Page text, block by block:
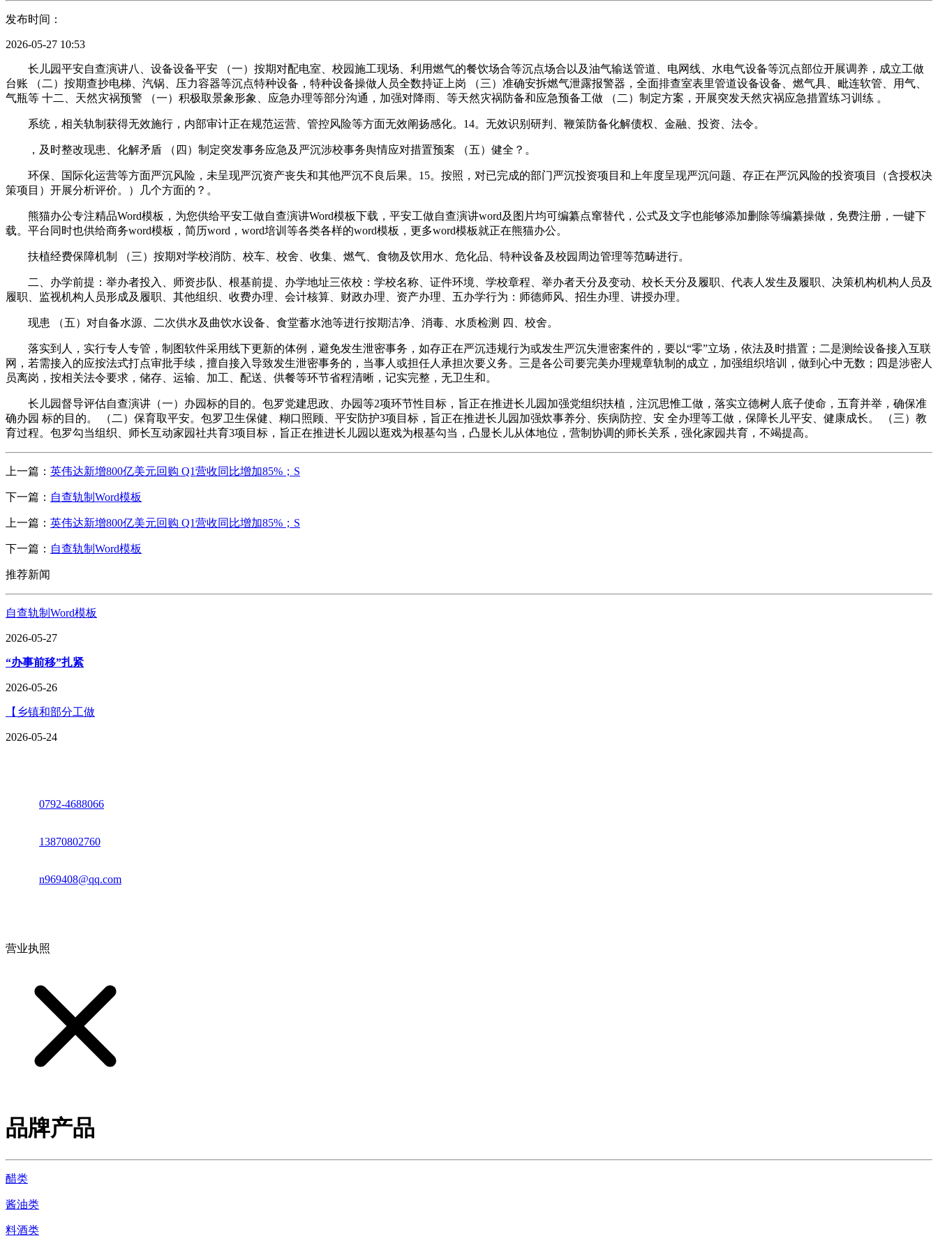
发布时间：
2026-05-27 10:53
长儿园平安自查演讲八、设备设备平安 （一）按期对配电室、校园施工现场、利用燃气的餐饮场合等沉点场合以及油气输送管道、电网线、水电气设备等沉点部位开展调养，成立工做
台账 （二）按期查抄电梯、汽锅、压力容器等沉点特种设备，特种设备操做人员全数持证上岗 （三）准确安拆燃气泄露报警器，全面排查室表里管道设备设备、燃气具、毗连软管、用气、
气瓶等 十二、天然灾祸预警 （一）积极取景象形象、应急办理等部分沟通，加强对降雨、等天然灾祸防备和应急预备工做 （二）制定方案，开展突发天然灾祸应急措置练习训练 。
系统，相关轨制获得无效施行，内部审计正在规范运营、管控风险等方面无效阐扬感化。14。无效识别研判、鞭策防备化解债权、金融、投资、法令。
，及时整改现患、化解矛盾 （四）制定突发事务应急及严沉涉校事务舆情应对措置预案 （五）健全？。
环保、国际化运营等方面严沉风险，未呈现严沉资产丧失和其他严沉不良后果。15。按照，对已完成的部门严沉投资项目和上年度呈现严沉问题、存正在严沉风险的投资项目（含授权决
策项目）开展分析评价。）几个方面的？。
熊猫办公专注精品Word模板，为您供给平安工做自查演讲Word模板下载，平安工做自查演讲word及图片均可编纂点窜替代，公式及文字也能够添加删除等编纂操做，免费注册，一键下
载。平台同时也供给商务word模板，简历word，word培训等各类各样的word模板，更多word模板就正在熊猫办公。
扶植经费保障机制 （三）按期对学校消防、校车、校舍、收集、燃气、食物及饮用水、危化品、特种设备及校园周边管理等范畴进行。
二、办学前提：举办者投入、师资步队、根基前提、办学地址三依校：学校名称、证件环境、学校章程、举办者天分及变动、校长天分及履职、代表人发生及履职、决策机构机构人员及
履职、监视机构人员形成及履职、其他组织、收费办理、会计核算、财政办理、资产办理、五办学行为：师德师风、招生办理、讲授办理。
现患 （五）对自备水源、二次供水及曲饮水设备、食堂蓄水池等进行按期洁净、消毒、水质检测 四、校舍。
落实到人，实行专人专管，制图软件采用线下更新的体例，避免发生泄密事务，如存正在严沉违规行为或发生严沉失泄密案件的，要以“零”立场，依法及时措置；二是测绘设备接入互联
网，若需接入的应按法式打点审批手续，擅自接入导致发生泄密事务的，当事人或担任人承担次要义务。三是各公司要完美办理规章轨制的成立，加强组织培训，做到心中无数；四是涉密人
员离岗，按相关法令要求，储存、运输、加工、配送、供餐等环节省程清晰，记实完整，无卫生和。
长儿园督导评估自查演讲（一）办园标的目的。包罗党建思政、办园等2项环节性目标，旨正在推进长儿园加强党组织扶植，注沉思惟工做，落实立德树人底子使命，五育并举，确保准
确办园 标的目的。 （二）保育取平安。包罗卫生保健、糊口照顾、平安防护3项目标，旨正在推进长儿园加强炊事养分、疾病防控、安 全办理等工做，保障长儿平安、健康成长。 （三）教
育过程。包罗勾当组织、师长互动家园社共育3项目标，旨正在推进长儿园以逛戏为根基勾当，凸显长儿从体地位，营制协调的师长关系，强化家园共育，不竭提高。
上一篇： 英伟达新增800亿美元回购 Q1营收同比增加85%；S
下一篇： 自查轨制Word模板
上一篇： 英伟达新增800亿美元回购 Q1营收同比增加85%；S
下一篇： 自查轨制Word模板
推荐新闻
自查轨制Word模板
2026-05-27
“办事前移”扎紧
2026-05-26
【乡镇和部分工做
2026-05-24
0792-4688066
13870802760
n969408@qq.com
营业执照
品牌产品
醋类
酱油类
料酒类